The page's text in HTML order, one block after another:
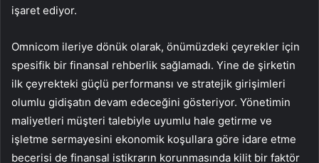
işaret ediyor.
Omnicom ileriye dönük olarak, önümüzdeki çeyrekler için
spesifik bir finansal rehberlik sağlamadı. Yine de şirketin
ilk çeyrekteki güçlü performansı ve stratejik girişimleri
olumlu gidişatın devam edeceğini gösteriyor. Yönetimin
maliyetleri müşteri talebiyle uyumlu hale getirme ve
işletme sermayesini ekonomik koşullara göre idare etme
becerisi de finansal istikrarın korunmasında kilit bir faktör